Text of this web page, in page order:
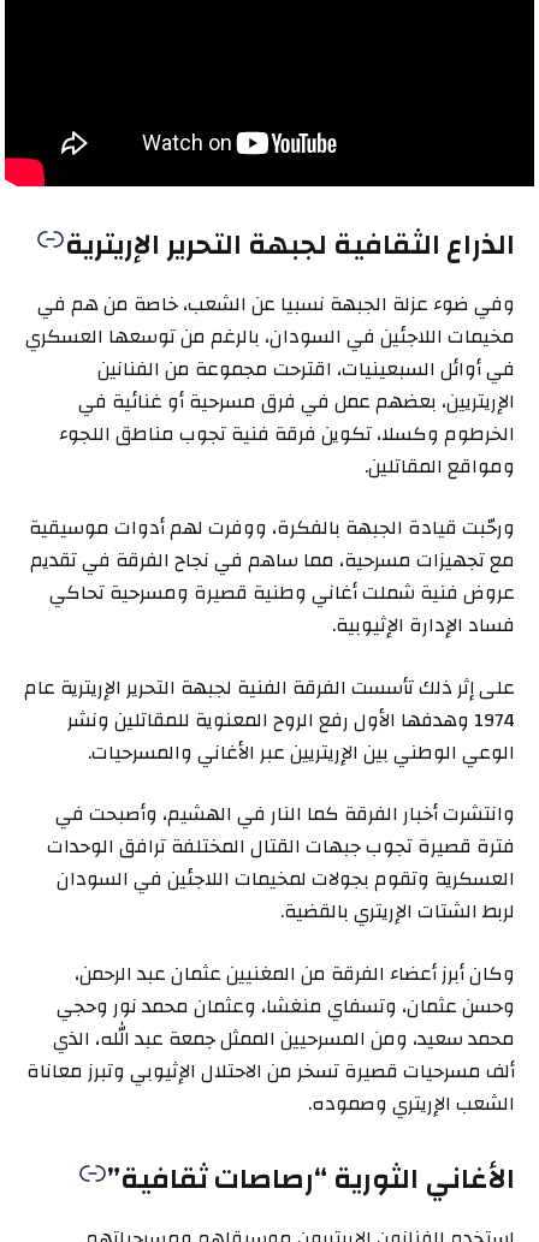
الذراع الثقافية لجبهة التحرير الإريترية
وفي ضوء عزلة الجبهة نسبيا عن الشعب، خاصة من هم في
مخيمات اللاجئين في السودان، بالرغم من توسعها العسكري
في أوائل السبعينيات، اقترحت مجموعة من الفنانين
الإريتريين، بعضهم عمل في فرق مسرحية أو غنائية في
الخرطوم وكسلا، تكوين فرقة فنية تجوب مناطق اللجوء
ومواقع المقاتلين.
ورحّبت قيادة الجبهة بالفكرة، ووفرت لهم أدوات موسيقية
مع تجهيزات مسرحية، مما ساهم في نجاح الفرقة في تقديم
عروض فنية شملت أغاني وطنية قصيرة ومسرحية تحاكي
فساد الإدارة الإثيوبية.
على إثر ذلك تأسست الفرقة الفنية لجبهة التحرير الإريترية عام
1974 وهدفها الأول رفع الروح المعنوية للمقاتلين ونشر
الوعي الوطني بين الإريتريين عبر الأغاني والمسرحيات.
وانتشرت أخبار الفرقة كما النار في الهشيم، وأصبحت في
فترة قصيرة تجوب جبهات القتال المختلفة ترافق الوحدات
العسكرية وتقوم بجولات لمخيمات اللاجئين في السودان
لربط الشتات الإريتري بالقضية.
وكان أبرز أعضاء الفرقة من المغنيين عثمان عبد الرحمن،
وحسن عثمان، وتسفاي منغشا، وعثمان محمد نور وحجي
محمد سعيد، ومن المسرحيين الممثل جمعة عبد الله، الذي
ألف مسرحيات قصيرة تسخر من الاحتلال الإثيوبي وتبرز معاناة
الشعب الإريتري وصموده.
الأغاني الثورية “رصاصات ثقافية”